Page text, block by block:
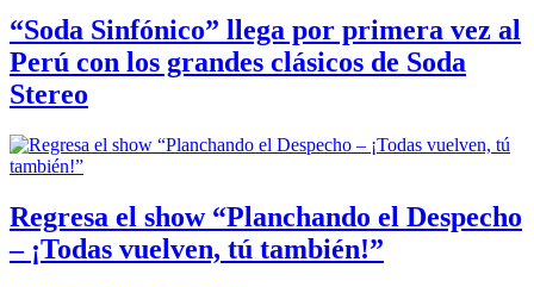
“Soda Sinfónico” llega por primera vez al
Perú con los grandes clásicos de Soda
Stereo
Regresa el show “Planchando el Despecho
– ¡Todas vuelven, tú también!”